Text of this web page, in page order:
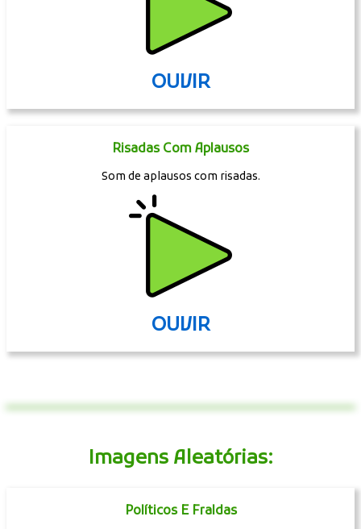
OUVIR
Risadas Com Aplausos
Som de aplausos com risadas.
OUVIR
Imagens Aleatórias:
Políticos E Fraldas